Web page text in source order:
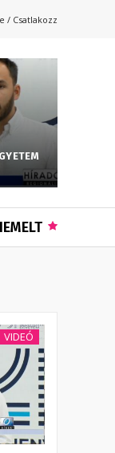
/ Csatlakozz
VIDEÓ